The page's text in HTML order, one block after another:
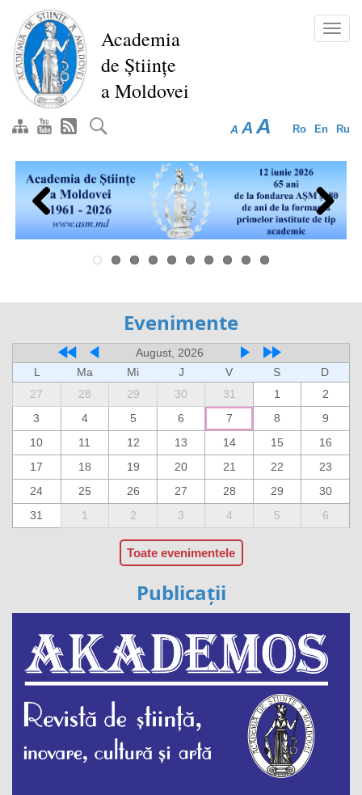
Перейти
основному
содержанию
Academia
de Științe
a Moldovei
Ro En Ru
A A A
Previous Next
Evenimente
August, 2026
L
Ma Mi J V S
D
27
28 29 30 31 1
2
3
4 5 6 7 8
9
10
11 12 13 14 15
16
17
18 19 20 21 22
23
24
25 26 27 28 29
30
31
1 2 3 4 5 6
Toate evenimentele
Publicații